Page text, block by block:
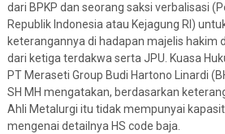
dari BPKP dan seorang saksi verbalisasi
Republik Indonesia atau Kejagung RI)
keterangannya di hadapan majelis hakim
dari ketiga terdakwa serta JPU. Kuasa
PT Meraseti Group Budi Hartono Linardi
SH MH mengatakan, berdasarkan
Ahli Metalurgi itu tidak mempunyai
mengenai detailnya HS code baja.